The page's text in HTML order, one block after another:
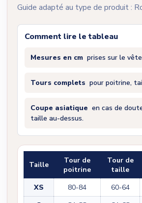
Guide adapté au type de produit :
Comment lire le tableau
Mesures en cm prises sur le
Tours complets pour poitrine,
Coupe asiatique en cas de
taille au-dessus.
Taille
Tour de
poitrine
Tour de
taille
XS 80-84 60-64